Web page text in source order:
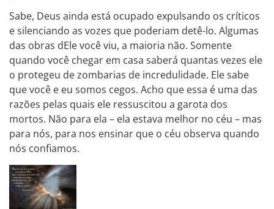
Sabe, Deus ainda está ocupado expulsando os críticos
e silenciando as vozes que poderiam detê-lo. Algumas
das obras dEle você viu, a maioria não. Somente
quando você chegar em casa saberá quantas vezes ele
o protegeu de zombarias de incredulidade. Ele sabe
que você e eu somos cegos. Acho que essa é uma das
razões pelas quais ele ressuscitou a garota dos
mortos. Não para ela – ela estava melhor no céu – mas
para nós, para nos ensinar que o céu observa quando
nós confiamos.